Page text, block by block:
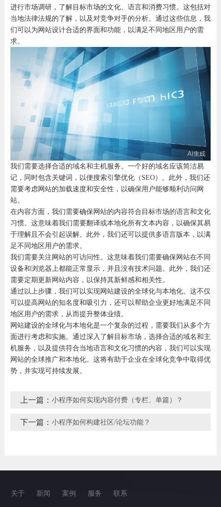
进行市场调研，了解目标市场的文化、语言和消费习惯。这包括对
当地法律法规的了解，以及对竞争对手的分析。通过这些信息，我
们可以为网站设计合适的界面和功能，以满足不同地区用户的需
求。
我们需要选择合适的域名和主机服务。一个好的域名应该简洁易
记，同时包含关键词，以便搜索引擎优化（SEO）。此外，我们还
需要考虑网站的加载速度和安全性，以确保用户能够顺利访问网
站。
在内容方面，我们需要确保网站的内容符合目标市场的语言和文化
习惯。这意味着我们需要翻译或本地化所有文本内容，以确保其易
于理解且不会引起误解。此外，我们还可以提供多语言版本，以满
足不同地区用户的需求。
我们需要关注网站的可访问性。这意味着我们需要确保网站在不同
设备和浏览器上都能正常显示，并且没有技术问题。此外，我们还
需要定期更新网站内容，以保持其新鲜感和相关性。
通过以上步骤，我们可以实现网站建设的全球化与本地化。这不仅
可以提高网站的知名度和吸引力，还可以帮助企业更好地满足不同
地区用户的需求，从而提升整体业绩。
网站建设的全球化与本地化是一个复杂的过程，需要我们从多个方
面进行考虑和实施。通过深入了解目标市场，选择合适的域名和主
机服务，以及提供符合当地语言和文化习惯的内容，我们可以实现
网站的全球推广和本地化。这将有助于企业在全球化竞争中取得优
势，并实现可持续发展。
上一篇： 小程序如何实现内容付费（专栏、单篇）？
下一篇： 小程序如何构建社区/论坛功能？
关于 新闻 案例 服务 联系